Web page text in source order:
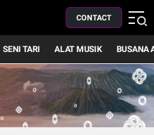
CONTACT
SENI TARI ALAT MUSIK BUSANA